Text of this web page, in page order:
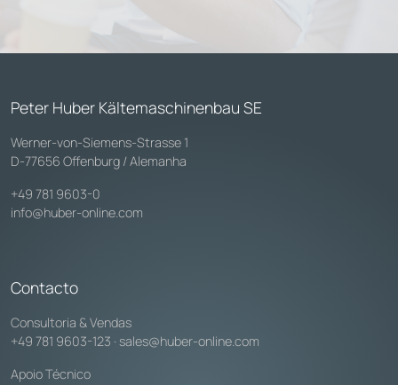
Peter Huber Kältemaschinenbau SE
Werner-von-Siemens-Strasse 1
D-77656 Offenburg / Alemanha
+49 781 9603-0
info@huber-online.com
Contacto
Consultoria & Vendas
+49 781 9603-123 · sales@huber-online.com
Apoio Técnico